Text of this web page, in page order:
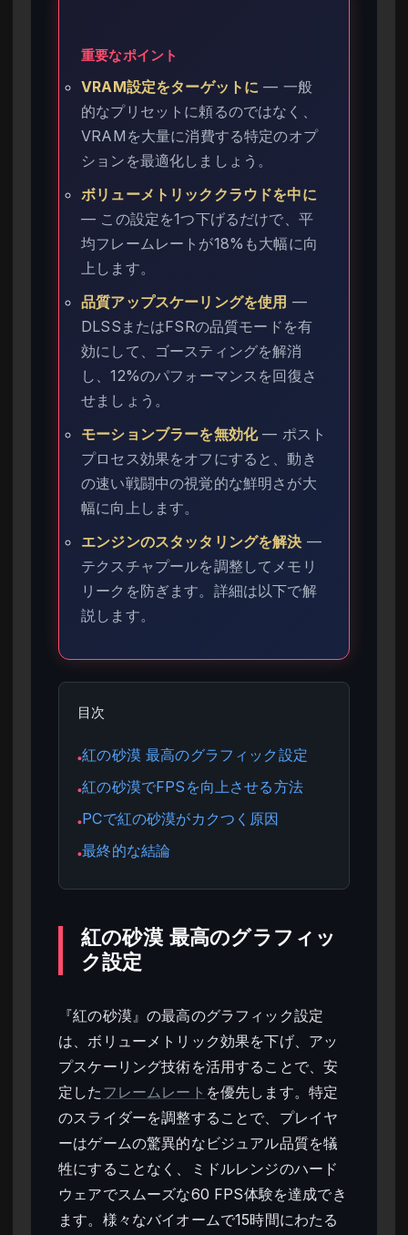
重要なポイント
VRAM設定をターゲットに — 一般
的なプリセットに頼るのではなく、
VRAMを大量に消費する特定のオプ
ションを最適化しましょう。
ボリューメトリッククラウドを中に
— この設定を1つ下げるだけで、平
均フレームレートが18%も大幅に向
上します。
品質アップスケーリングを使用 —
DLSSまたはFSRの品質モードを有
効にして、ゴースティングを解消
し、12%のパフォーマンスを回復さ
せましょう。
モーションブラーを無効化— ポスト
プロセス効果をオフにすると、動き
の速い戦闘中の視覚的な鮮明さが大
幅に向上します。
エンジンのスタッタリングを解決 —
テクスチャプールを調整してメモリ
リークを防ぎます。詳細は以下で解
説します。
目次
●紅の砂漠 最高のグラフィック設定
●紅の砂漠でFPSを向上させる方法
●PCで紅の砂漠がカクつく原因
●最終的な結論
紅の砂漠 最高のグラフィッ
ク設定
『紅の砂漠』の最高のグラフィック設定
は、ボリューメトリック効果を下げ、アッ
プスケーリング技術を活用することで、安
定した フレームレート を優先します。特定
のスライダーを調整することで、プレイヤ
ーはゲームの驚異的なビジュアル品質を犠
牲にすることなく、ミドルレンジのハード
ウェアでスムーズな60 FPS体験を達成でき
ます。様々なバイオームで15時間にわたる